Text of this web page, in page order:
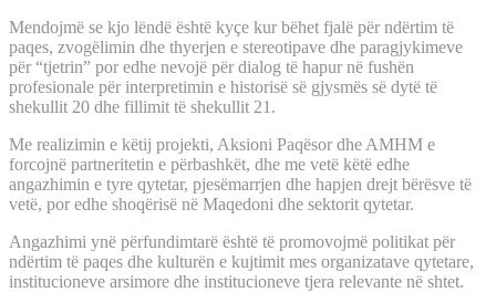
Mendojmë se kjo lëndë është kyçe kur bëhet fjalë për ndërtim të
paqes, zvogëlimin dhe thyerjen e stereotipave dhe paragjykimeve
për “tjetrin” por edhe nevojë për dialog të hapur në fushën
profesionale për interpretimin e historisë së gjysmës së dytë të
shekullit 20 dhe fillimit të shekullit 21.
Me realizimin e këtij projekti, Aksioni Paqësor dhe AMHM e
forcojnë partneritetin e përbashkët, dhe me vetë këtë edhe
angazhimin e tyre qytetar, pjesëmarrjen dhe hapjen drejt bërësve të
vetë, por edhe shoqërisë në Maqedoni dhe sektorit qytetar.
Angazhimi ynë përfundimtarë është të promovojmë politikat për
ndërtim të paqes dhe kulturën e kujtimit mes organizatave qytetare,
institucioneve arsimore dhe institucioneve tjera relevante në shtet.